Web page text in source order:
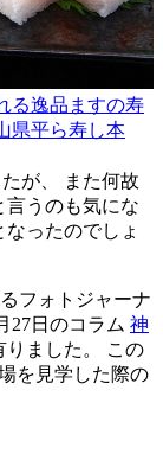
る逸品ますの寿
県平ら寿し本
が、 また何故
言うのも気にな
ったのでしょ
フォトジャーナ
27日のコラム 神
りました。 この
を見学した際の